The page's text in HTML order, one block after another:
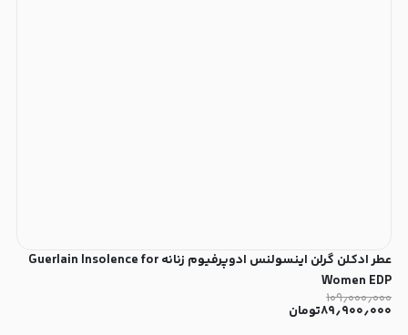
عطر ادکلن گرلن اینسولنس ادوپرفیوم زنانه Guerlain Insolence for
Women EDP
۱۰۹٫۰۰۰٫۰۰۰
۸۹٫۹۰۰٫۰۰۰تومان